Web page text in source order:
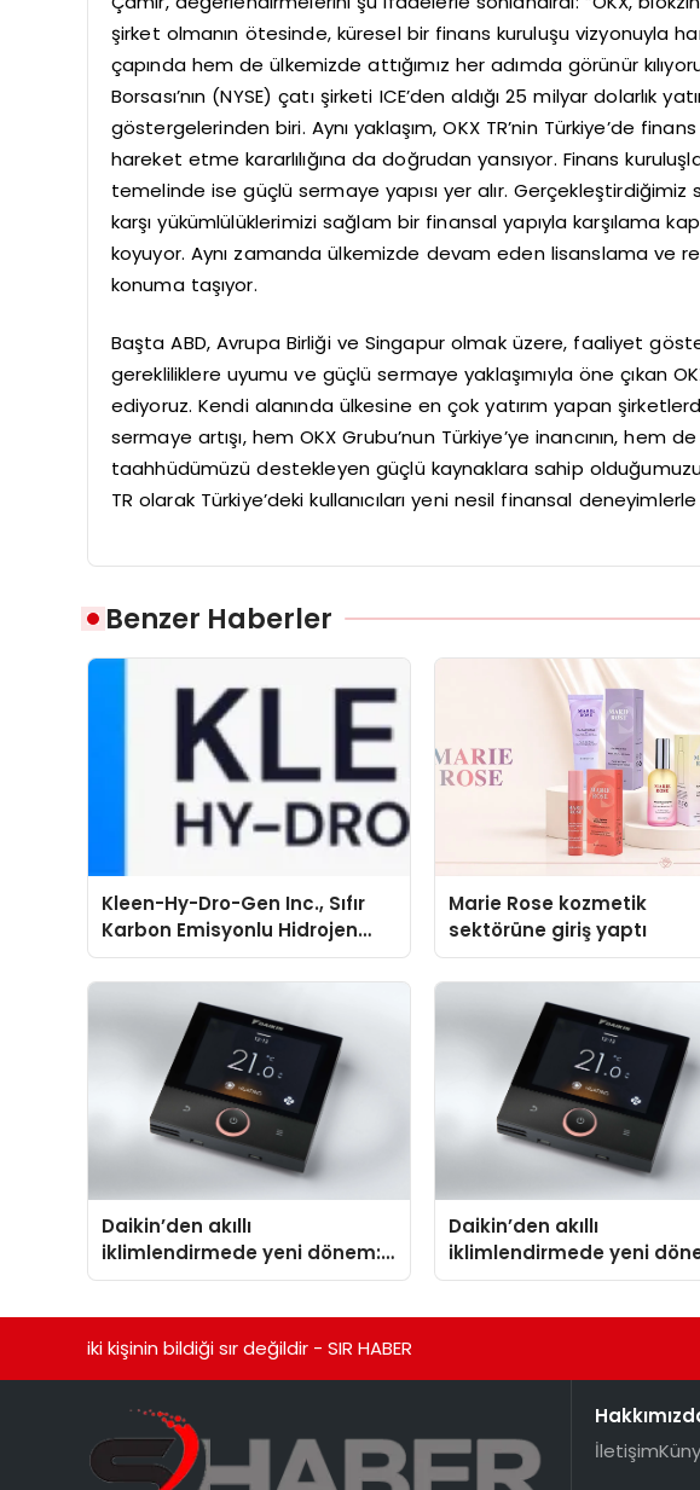
şirket olmanın ötesinde, küresel bir finans kuruluşu vizyonuyla
çapında hem de ülkemizde attığımız her adımda görünür
Borsası’nın (NYSE) çatı şirketi ICE’den aldığı 25 milyar dolarlık
göstergelerinden biri. Aynı yaklaşım, OKX TR’nin Türkiye’de
hareket etme kararlılığına da doğrudan yansıyor. Finans
temelinde ise güçlü sermaye yapısı yer alır. Gerçekleştirdiğimiz
karşı yükümlülüklerimizi sağlam bir finansal yapıyla karşılama
koyuyor. Aynı zamanda ülkemizde devam eden lisanslama ve
konuma taşıyor.
Başta ABD, Avrupa Birliği ve Singapur olmak üzere, faaliyet
gerekliliklere uyumu ve güçlü sermaye yaklaşımıyla öne çıkan
ediyoruz. Kendi alanında ülkesine en çok yatırım yapan
sermaye artışı, hem OKX Grubu’nun Türkiye’ye inancının, hem
taahhüdümüzü destekleyen güçlü kaynaklara sahip
TR olarak Türkiye’deki kullanıcıları yeni nesil finansal
Benzer Haberler
Kleen-Hy-Dro-Gen Inc., Sıfır
Karbon Emisyonlu Hidrojen
Isıtma Teknolojisinde ISO ve
TSSA Düzenleyici Onaylarını
Marie Rose kozmetik
sektörüne giriş yaptı
Daikin’den akıllı
iklimlendirmede yeni dönem:
Madoka Plus Türkiye’de
Daikin’den akıllı
iklimlendirmede yeni
Madoka Plus Türkiye’de
iki kişinin bildiği sır değildir - SIR HABER
İletişim